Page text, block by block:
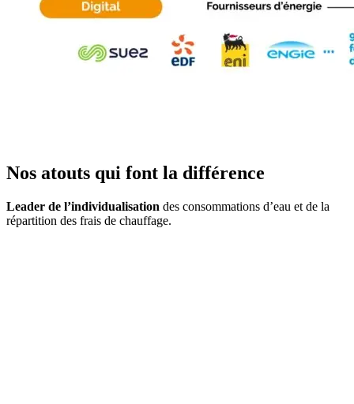
Nos atouts qui font la différence
Leader de l’individualisation des consommations d’eau et de la
répartition des frais de chauffage.